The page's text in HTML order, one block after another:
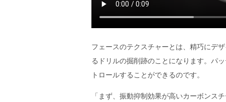
フェースのテクスチャーとは、精巧にデ
るドリルの掘削跡のことになります。パ
トロールすることができるのです。
「まず、振動抑制効果が高いカーボンス